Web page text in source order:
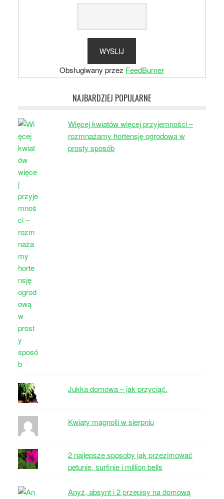
Obsługiwany przez FeedBurner
NAJBARDZIEJ POPULARNE
Więcej kwiatów więcej przyjemności –
rozmnażamy hortensję ogrodową w
prosty sposób
Jukka domowa – jak przyciąć.
Kwiaty magnolii w sierpniu
2 najlepsze sposoby jak przezimować
petunie, surfinie i million bells
Anyż, absynt i 2 przepisy na domową